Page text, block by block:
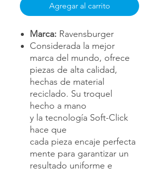
Agregar al carrito
Marca: Ravensburger
Considerada la mejor
marca del mundo, ofrece
piezas de alta calidad,
hechas de material
reciclado. Su troquel
hecho a mano
y la tecnología Soft-Click
hace que
cada pieza encaje perfecta
mente para garantizar un
resultado uniforme e